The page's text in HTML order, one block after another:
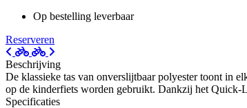
Op bestelling leverbaar
Reserveren
Beschrijving
De klassieke tas van onverslijtbaar polyester toont in
op de kinderfiets worden gebruikt. Dankzij het Quick-
Specificaties